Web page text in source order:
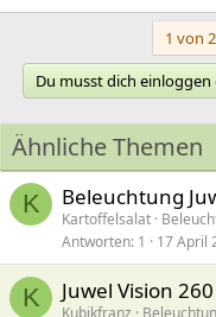
1 von 2
Du musst dich
Ähnliche Themen
K Beleuchtung
Kartoffelsalat
Antworten 1 17 April
K Juwel Vision
Kubikfranz